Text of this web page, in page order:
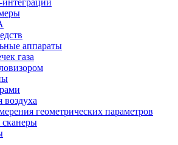
аппараты
газа
воздуха
геометрических параметров